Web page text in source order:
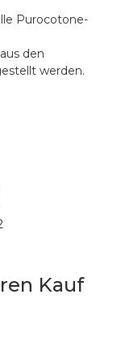
Purocotone-
den
werden.
Kauf